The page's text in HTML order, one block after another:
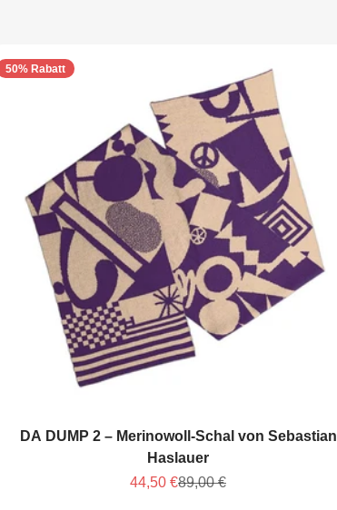
50% Rabatt
DA DUMP 2 – Merinowoll-Schal von Sebastian
Haslauer
Angebot
44,50 €Regulärer Preis
89,00 €